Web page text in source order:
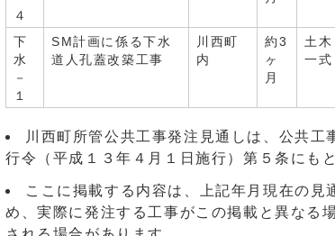
４
下
水
－
１
SM計画に係る下水
道人孔蓋改築工事
川西町
内
約3
ヶ
月
土木
一式
川西町所管公共工事発注見通しは、公共
行令（平成１３年４月１日施行）第５条にも
ここに掲載する内容は、上記年月現在の
め、実際に発注する工事がこの掲載と異なる